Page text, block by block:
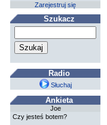
Zarejestruj się
Szukacz
Radio
Słuchaj
Ankieta
Joe
Czy jesteś botem?